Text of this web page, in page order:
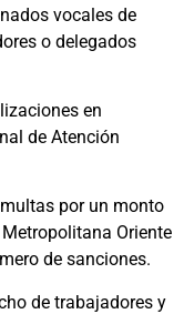
vocales de
o delegados
en
de Atención
por un monto
Oriente
de sanciones.
de trabajadores y